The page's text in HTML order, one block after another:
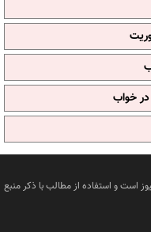
خواب
است و استفاده از مطالب با ذکر منبع